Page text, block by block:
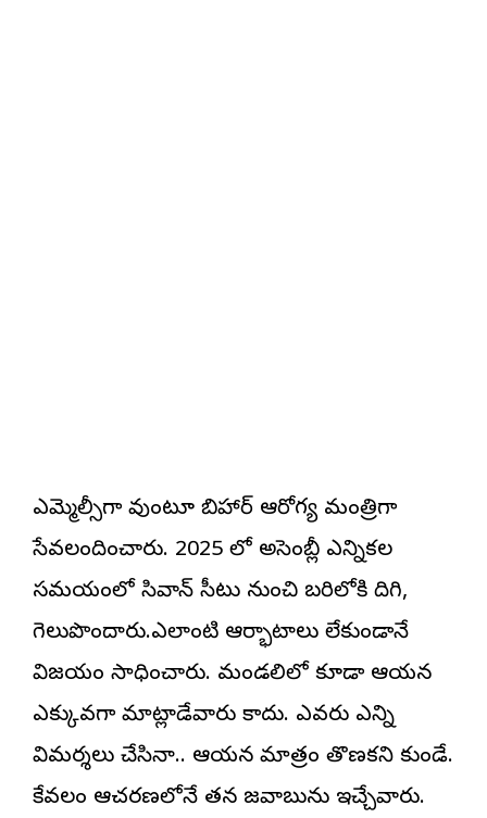
ఎమ్మెల్సీగా వుంటూ బిహార్ ఆరోగ్య మంత్రిగా
సేవలందించారు. 2025 లో అసెంబ్లీ ఎన్నికల
సమయంలో సివాన్ సీటు నుంచి బరిలోకి దిగి,
గెలుపొందారు.ఎలాంటి ఆర్భాటాలు లేకుండానే
విజయం సాధించారు. మండలిలో కూడా ఆయన
ఎక్కువగా మాట్లాడేవారు కాదు. ఎవరు ఎన్ని
విమర్శలు చేసినా.. ఆయన మాత్రం తొణకని కుండే.
కేవలం ఆచరణలోనే తన జవాబును ఇచ్చేవారు.